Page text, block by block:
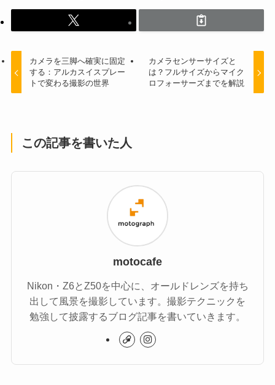
カメラを三脚へ確実に固定
する：アルカスイスプレー
トで変わる撮影の世界
カメラセンサーサイズと
は？フルサイズからマイク
ロフォーサーズまでを解説
この記事を書いた人
motocafe
Nikon・Z6とZ50を中心に、オールドレンズを持ち
出して風景を撮影しています。撮影テクニックを
勉強して披露するブログ記事を書いていきます。